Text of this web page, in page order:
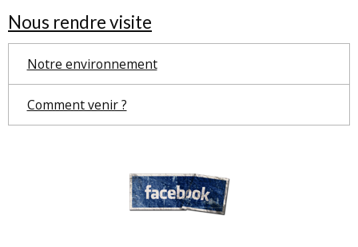
Nous rendre visite
Notre environnement
Comment venir ?